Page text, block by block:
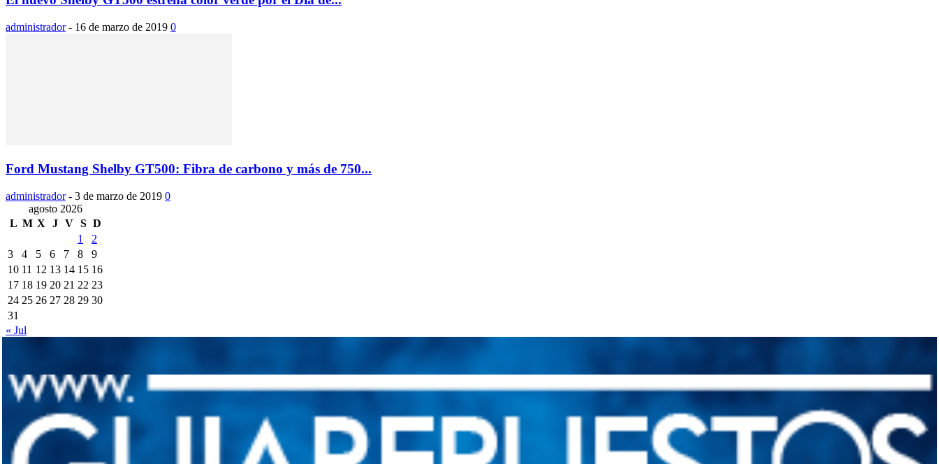
administrador - 16 de marzo de 2019 0
Ford Mustang Shelby GT500: Fibra de carbono y más de 750...
administrador - 3 de marzo de 2019 0
agosto 2026
L M X J V S D
1
2
3
4 5 6 7 8
9
10 11 12 13 14 15 16
17 18 19 20 21 22 23
24 25 26 27 28 29 30
31
« Jul